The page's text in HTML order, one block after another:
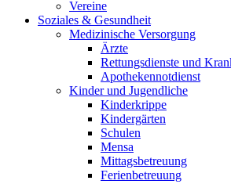
Vereine
Soziales & Gesundheit
Medizinische Versorgung
Ärzte
Rettungsdienste und
Apothekennotdienst
Kinder und Jugendliche
Kinderkrippe
Kindergärten
Schulen
Mensa
Mittagsbetreuung
Ferienbetreuung